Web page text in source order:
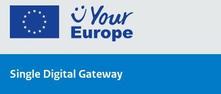
Ga
de
Single Digital Gateway